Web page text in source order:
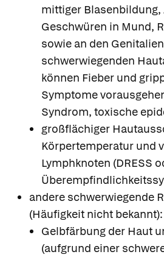
mittiger Blasenbildung,
Geschwüren in Mund,
sowie an den
schwerwiegenden
können Fieber und
Symptome
Syndrom, toxische
großflächiger
Körpertemperatur und
Lymphknoten (DRESS
andere schwerwiegende
(Häufigkeit nicht bekannt):
Gelbfärbung der Haut
(aufgrund einer